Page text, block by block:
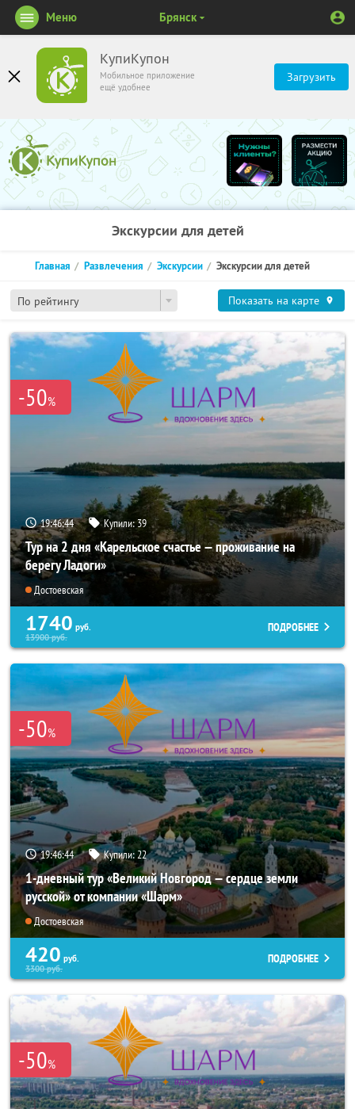
КупиКупон
Мобильное приложение
ещё удобнее
Загрузить
Меню Брянск
Экскурсии для детей
По рейтингу
Главная Развлечения Экскурсии Экскурсии для детей
Показать на карте
-50%
19:46:43 Купили:39
Тур на 2 дня «Карельское счастье — проживание на
берегу Ладоги»
Достоевская
1740 руб.
13900руб.
ПОДРОБНЕЕ
-50%
19:46:43 Купили: 22
1-дневный тур «Великий Новгород — сердце земли
русской» от компании «Шарм»
Достоевская
420 руб.
3300руб.
ПОДРОБНЕЕ
-50%